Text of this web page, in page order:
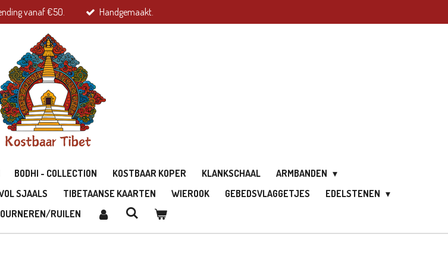
vanaf €50. Handgemaakt.
BODHI - COLLECTION KOSTBAAR KOPER KLANKSCHAAL
ARMBANDEN
SJAALS TIBETAANSE KAARTEN WIEROOK GEBEDSVLAGGETJES
EDELSTENEN
RUILEN